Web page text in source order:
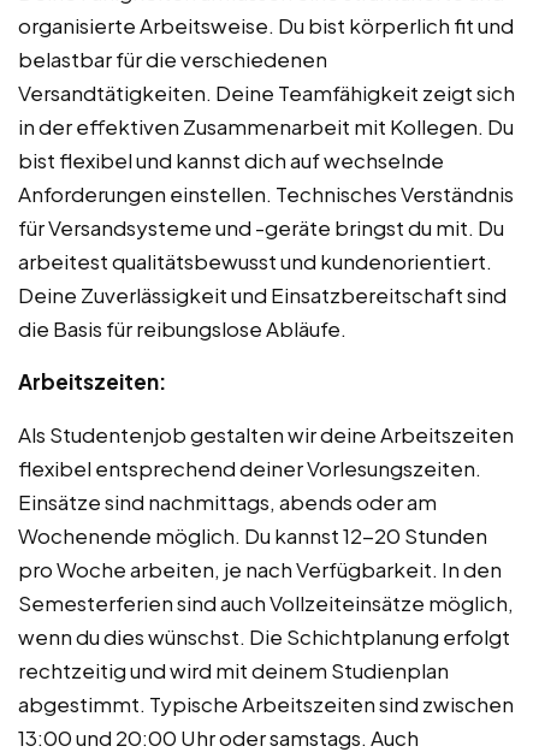
organisierte Arbeitsweise. Du bist körperlich fit und
belastbar für die verschiedenen
Versandtätigkeiten. Deine Teamfähigkeit zeigt sich
in der effektiven Zusammenarbeit mit Kollegen. Du
bist flexibel und kannst dich auf wechselnde
Anforderungen einstellen. Technisches Verständnis
für Versandsysteme und -geräte bringst du mit. Du
arbeitest qualitätsbewusst und kundenorientiert.
Deine Zuverlässigkeit und Einsatzbereitschaft sind
die Basis für reibungslose Abläufe.
Arbeitszeiten:
Als Studentenjob gestalten wir deine Arbeitszeiten
flexibel entsprechend deiner Vorlesungszeiten.
Einsätze sind nachmittags, abends oder am
Wochenende möglich. Du kannst 12-20 Stunden
pro Woche arbeiten, je nach Verfügbarkeit. In den
Semesterferien sind auch Vollzeiteinsätze möglich,
wenn du dies wünschst. Die Schichtplanung erfolgt
rechtzeitig und wird mit deinem Studienplan
abgestimmt. Typische Arbeitszeiten sind zwischen
13:00 und 20:00 Uhr oder samstags. Auch